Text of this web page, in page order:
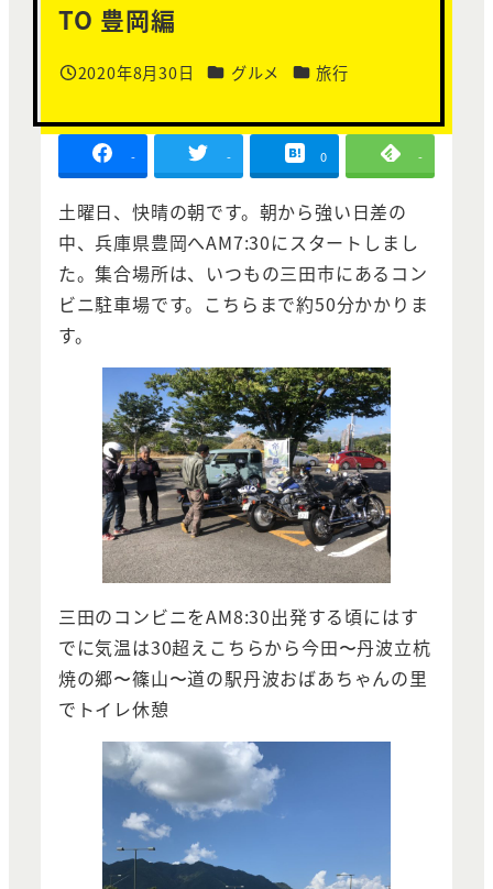
TO 豊岡編
投稿日
2020年8月30日 カテゴリー
グルメ カテゴリー
旅行
- - 0 -
土曜日、快晴の朝です。朝から強い日差の
中、兵庫県豊岡へAM7:30にスタートしまし
た。集合場所は、いつもの三田市にあるコン
ビニ駐車場です。こちらまで約50分かかりま
す。
三田のコンビニをAM8:30出発する頃にはす
でに気温は30超えこちらから今田〜丹波立杭
焼の郷〜篠山〜道の駅丹波おばあちゃんの里
でトイレ休憩